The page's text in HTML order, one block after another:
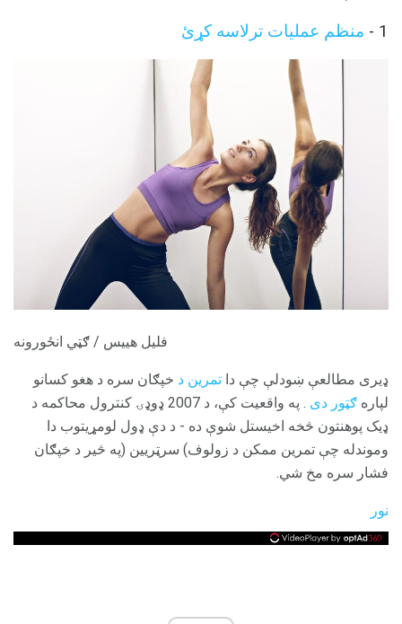
1 - منظم عملیات ترلاسه کړئ
فلیل هییس / ګټي انځورونه
ډیری مطالعې ښودلې چې دا تمرین د خپګان سره د هغو کسانو
لپاره ګټور دی
. په واقعیت کې، د 2007 ډوډۍ کنترول محاکمه د
ډیک پوهنتون څخه اخیستل شوې ده - د دې ډول لومړیتوب دا
وموندله چې تمرین ممکن د زولوف) سرټریین (په څیر د خپګان
فشار سره مخ شي.
نور